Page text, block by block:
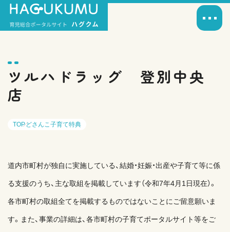
ツルハドラッグ 登別中央
店
TOPどさんこ子育て特典
道内市町村が独自に実施している、結婚・妊娠・出産や子育て等に係
る支援のうち、主な取組を掲載しています（令和7年4月1日現在）。
各市町村の取組全てを掲載するものではないことにご留意願いま
す。また、事業の詳細は、各市町村の子育てポータルサイト等をご